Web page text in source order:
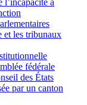
l’incapacité à
et les tribunaux
fédérale
des États
par un canton